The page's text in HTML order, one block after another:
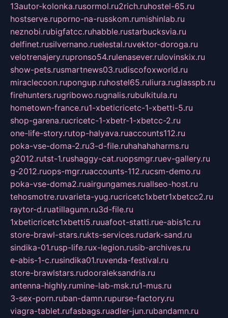
13autor-kolonka.rusormol.ru2rich.ruhostel-65.ru
hostserve.ruporno-na-russkom.rumishinlab.ru
neznobi.rubigfatcc.ruhabble.rustarbucksvia.ru
delfinet.rusilvernano.ruelestal.ruvektor-doroga.ru
velotrenajery.rupronso54.rulenasever.rulovinskix.ru
show-pets.rusmartnews03.rudiscofoxworld.ru
miraclecoon.rupongup.ruhostel65.ruliura.ruglasspb.ru
firehunters.rugribowo.rugnalis.rubulkitula.ru
hometown-france.ru1-xbeticricetc-1-xbetti-5.ru
shop-garena.rucricetc-1-xbetr-1-xbetcc-2.ru
one-life-story.rutop-halyava.ruaccounts112.ru
poka-vse-doma-2.ru3-d-file.ruhahahaharms.ru
g2012.rutst-1.rushaggy-cat.ruopsmgr.ruev-gallery.ru
g-2012.ruops-mgr.ruaccounts-112.rucsm-demo.ru
poka-vse-doma2.ruairgungames.ruallseo-host.ru
tehosmotre.ruvarieta-yug.rucricetc1xbetr1xbetcc2.ru
raytor-d.ruatillagunn.ru3d-file.ru
1xbeticricetc1xbetti5.ruuafoot-statti.rue-abis1c.ru
store-brawl-stars.rukts-services.rudark-sand.ru
sindika-01.rusp-life.rux-legion.rusib-archives.ru
e-abis-1-c.rusindika01.ruvenda-festival.ru
store-brawlstars.rudooraleksandria.ru
antenna-highly.rumine-lab-msk.ru1-mus.ru
3-sex-porn.ruban-damn.rupurse-factory.ru
viagra-tablet.rufasbags.ruadler-jun.rubandamn.ru